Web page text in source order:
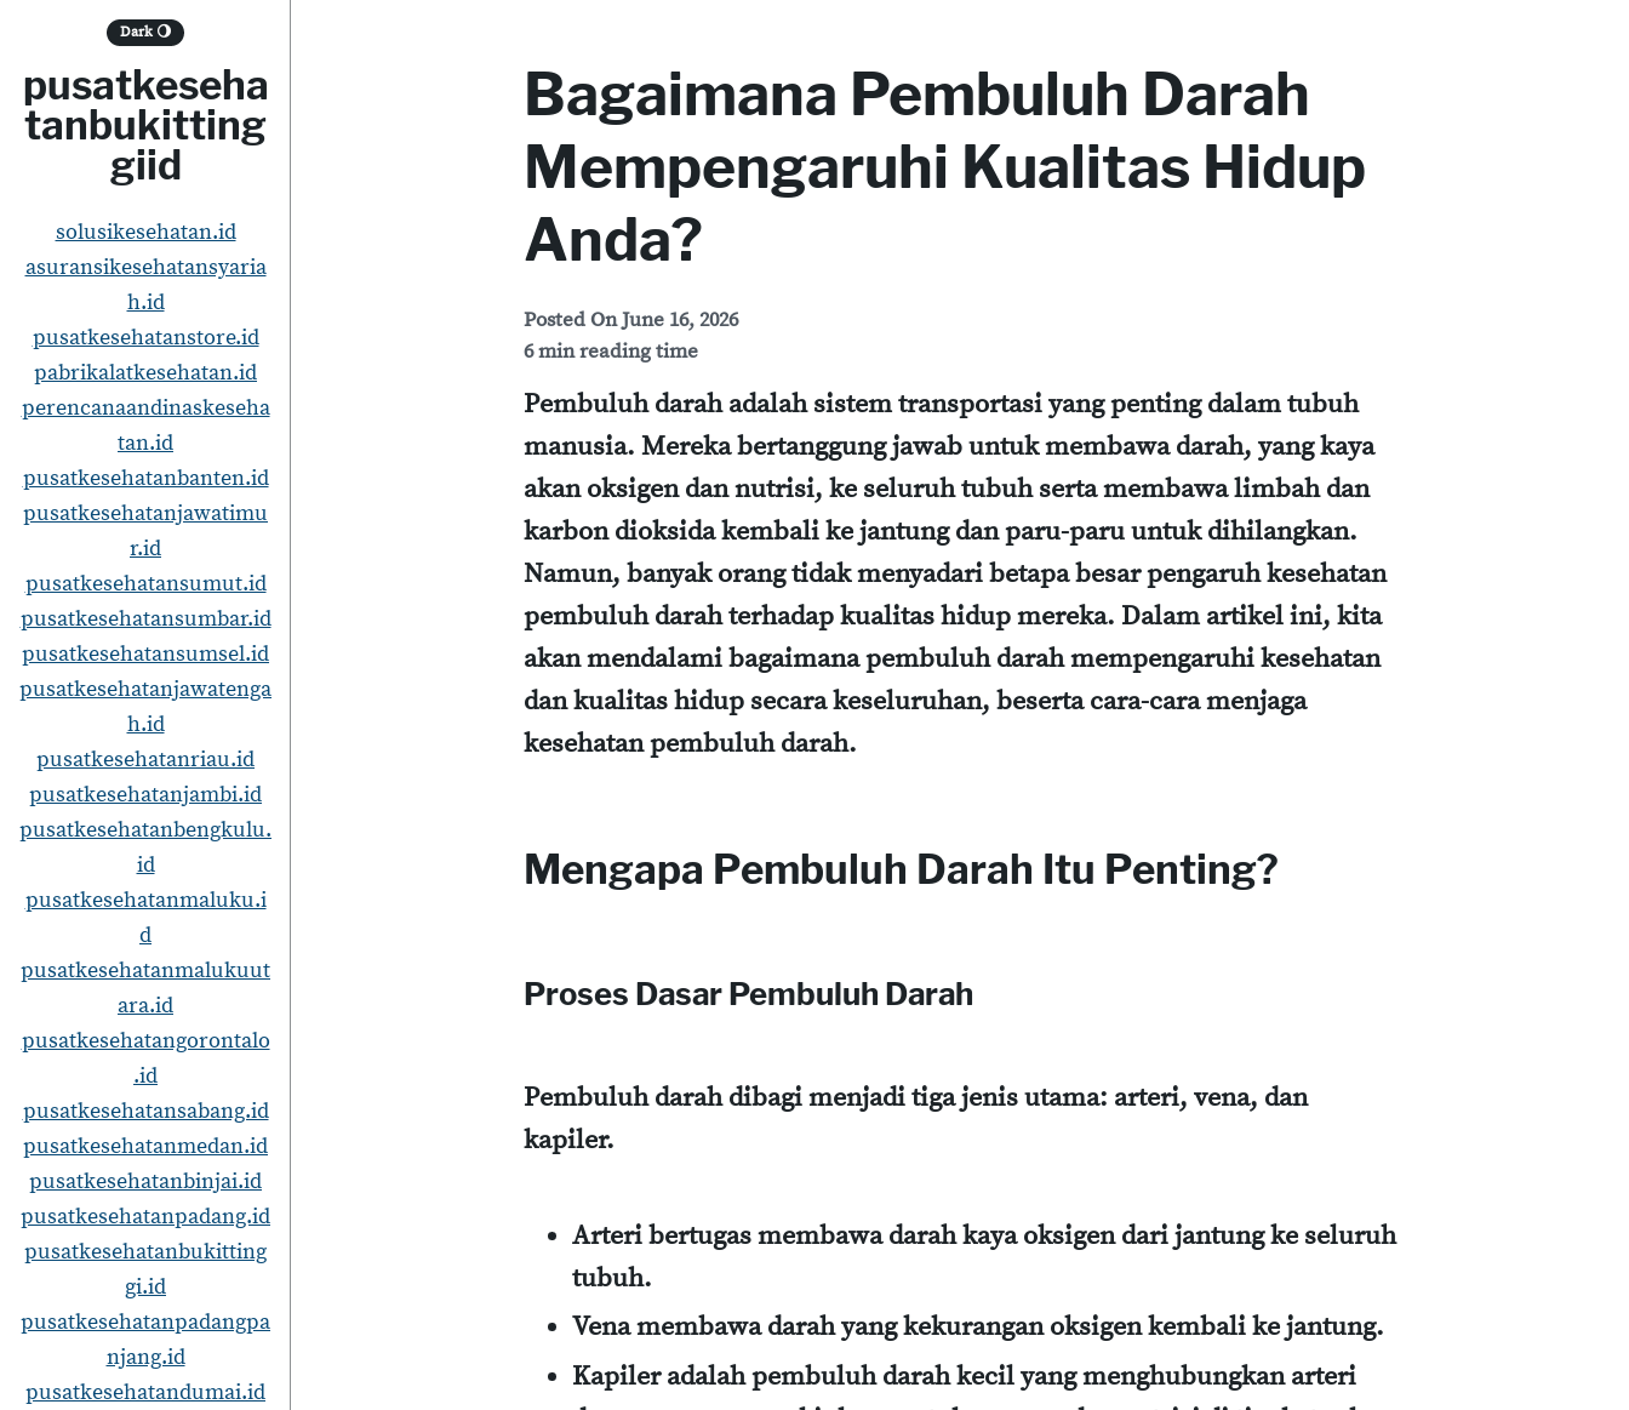
Dark 🌖
pusatkeseha
tanbukitting
giid
solusikesehatan.id
asuransikesehatansyaria
h.id
pusatkesehatanstore.id
pabrikalatkesehatan.id
perencanaandinaskeseha
tan.id
pusatkesehatanbanten.id
pusatkesehatanjawatimu
r.id
pusatkesehatansumut.id
pusatkesehatansumbar.id
pusatkesehatansumsel.id
pusatkesehatanjawatenga
h.id
pusatkesehatanriau.id
pusatkesehatanjambi.id
pusatkesehatanbengkulu.
id
pusatkesehatanmaluku.i
d
pusatkesehatanmalukuut
ara.id
pusatkesehatangorontalo
.id
pusatkesehatansabang.id
pusatkesehatanmedan.id
pusatkesehatanbinjai.id
pusatkesehatanpadang.id
pusatkesehatanbukitting
gi.id
pusatkesehatanpadangpa
njang.id
pusatkesehatandumai.id
Bagaimana Pembuluh Darah
Mempengaruhi Kualitas Hidup
Anda?
Posted OnJune 16, 2026
6 min reading time
Pembuluh darah adalah sistem transportasi yang penting dalam tubuh
manusia. Mereka bertanggung jawab untuk membawa darah, yang kaya
akan oksigen dan nutrisi, ke seluruh tubuh serta membawa limbah dan
karbon dioksida kembali ke jantung dan paru-paru untuk dihilangkan.
Namun, banyak orang tidak menyadari betapa besar pengaruh kesehatan
pembuluh darah terhadap kualitas hidup mereka. Dalam artikel ini, kita
akan mendalami bagaimana pembuluh darah mempengaruhi kesehatan
dan kualitas hidup secara keseluruhan, beserta cara-cara menjaga
kesehatan pembuluh darah.
Mengapa Pembuluh Darah Itu Penting?
Proses Dasar Pembuluh Darah
Pembuluh darah dibagi menjadi tiga jenis utama: arteri, vena, dan
kapiler.
Arteribertugas membawa darah kaya oksigen dari jantung ke seluruh
tubuh.
Venamembawa darah yang kekurangan oksigen kembali ke jantung.
Kapileradalah pembuluh darah kecil yang menghubungkan arteri